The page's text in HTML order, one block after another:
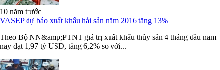
10 năm trước
VASEP dự báo xuất khẩu hải sản năm 2016 tăng 13%
Theo Bộ NN&amp;PTNT giá trị xuất khẩu thủy sản 4 tháng đầu năm
nay đạt 1,97 tỷ USD, tăng 6,2% so với...